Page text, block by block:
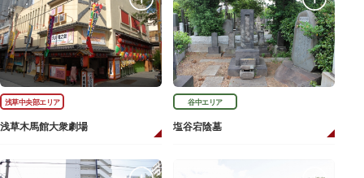
浅草中央部エリア
浅草木馬館大衆劇場
谷中エリア
塩谷宕陰墓